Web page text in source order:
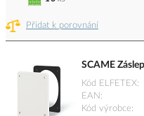
Přidat k porovnání
SCAME
Kód ELFETEX
EAN
Kód výrobce